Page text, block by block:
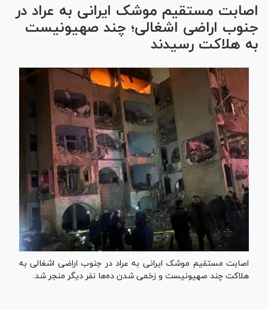
اصابت مستقیم موشک ایرانی به عراد در
جنوب اراضی اشغالی؛ چند صهیونیست
به هلاکت رسیدند
اصابت مستقیم موشک ایرانی به عراد در جنوب اراضی اشغالی به
هلاکت چند صهیونیست و زخمی شدن ده‌ها نفر دیگر منجر شد.